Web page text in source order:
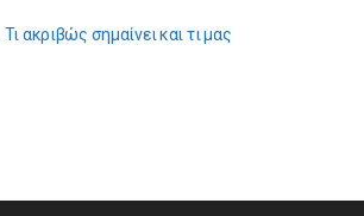
ακριβώς σημαίνει και τι μας